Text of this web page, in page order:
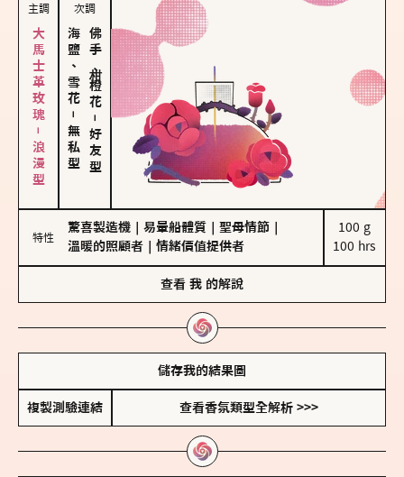
主調
大馬士革玫瑰－浪漫型
次調
海鹽、雪花
－
無私型
佛手柑、橙花
－
好友型
特性
驚喜製造機 易暈船體質 聖母情節
溫暖的照顧者
情緒價值提供者
100 g
100 hrs
查看 我 的解說
儲存我的結果圖
複製測驗連結 查看香氛類型全解析 >>>